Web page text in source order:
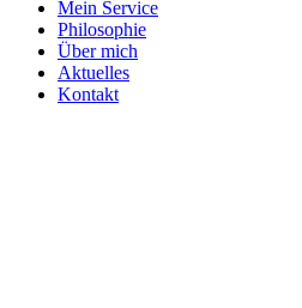
Mein Service
Philosophie
Über mich
Aktuelles
Kontakt